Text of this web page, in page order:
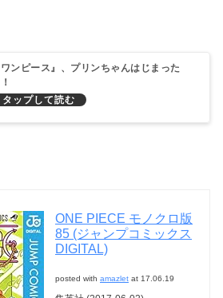
ワンピース』、プリンちゃんはじまった
ONE PIECE モノクロ版
85 (ジャンプコミックス
DIGITAL)
posted with amazlet at 17.06.19